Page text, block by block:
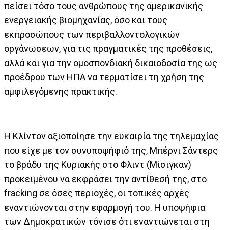
πείσει τόσο τους ανθρώπους της αμερικανικής
ενεργειακής βιομηχανίας, όσο και τους
εκπροσώπους των περιβαλλοντολογικών
οργάνωσεων, για τις πραγματικές της προθέσεις,
αλλά και για την ομοσπονδιακή δικαιοδοσία της ως
προέδρου των ΗΠΑ να τερματίσει τη χρήση της
αμφιλεγόμενης πρακτικής.
Η Κλίντον αξιοποίησε την ευκαιρία της τηλεμαχίας
που είχε με τον συνυποψήφιό της, Μπέρνι Σάντερς
το βράδυ της Κυριακής στο Φλιντ (Μίσιγκαν)
προκειμένου να εκφράσει την αντίθεσή της, στο
fracking σε όσες περιοχές, οι τοπικές αρχές
εναντιώνονται στην εφαρμογή του. Η υποψήφια
των Δημοκρατικών τόνισε ότι εναντιώνεται στη